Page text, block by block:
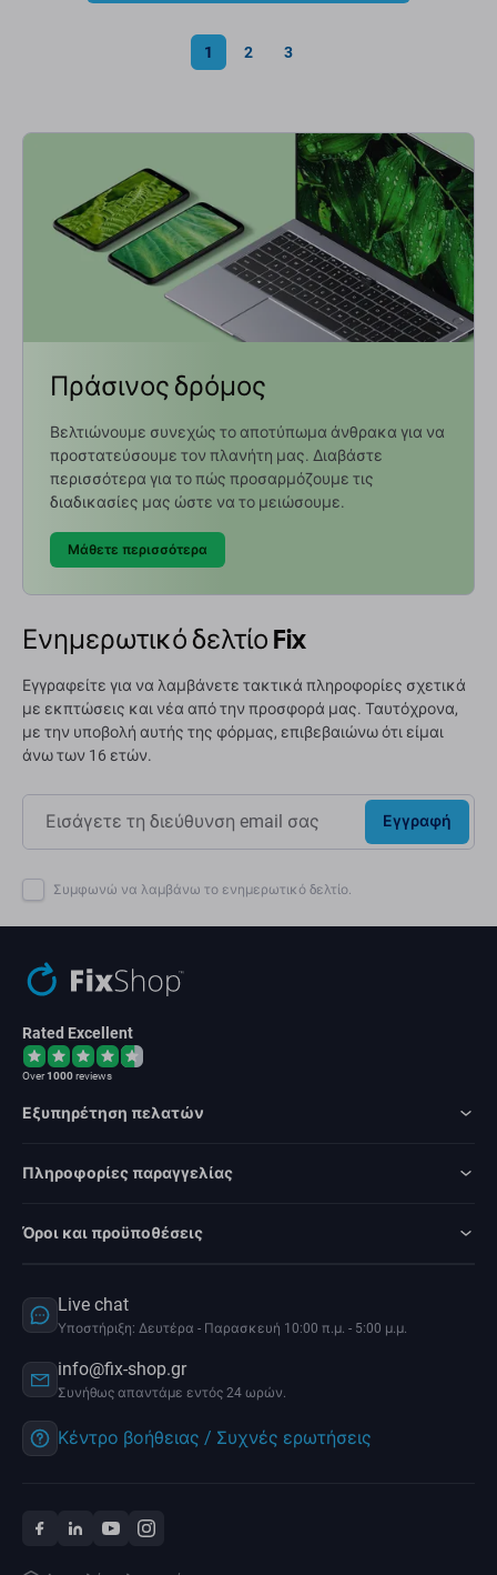
1 2 3
Πράσινος δρόμος
Βελτιώνουμε συνεχώς το αποτύπωμα άνθρακα για να
προστατεύσουμε τον πλανήτη μας. Διαβάστε
περισσότερα για το πώς προσαρμόζουμε τις
διαδικασίες μας ώστε να το μειώσουμε.
Μάθετε περισσότερα
Ενημερωτικό δελτίο Fix
Εγγραφείτε για να λαμβάνετε τακτικά πληροφορίες σχετικά
με εκπτώσεις και νέα από την προσφορά μας. Ταυτόχρονα,
με την υποβολή αυτής της φόρμας, επιβεβαιώνω ότι είμαι
άνω των 16 ετών.
Εγγραφή
Συμφωνώ να λαμβάνω το ενημερωτικό δελτίο.
Rated Excellent
Over1000reviews
Εξυπηρέτηση πελατών
Πληροφορίες παραγγελίας
Όροι και προϋποθέσεις
Live chat
Υποστήριξη: Δευτέρα - Παρασκευή 10:00 π.μ. - 5:00 μ.μ.
info@fix-shop.gr
Συνήθως απαντάμε εντός 24 ωρών.
Κέντρο βοήθειας / Συχνές ερωτήσεις